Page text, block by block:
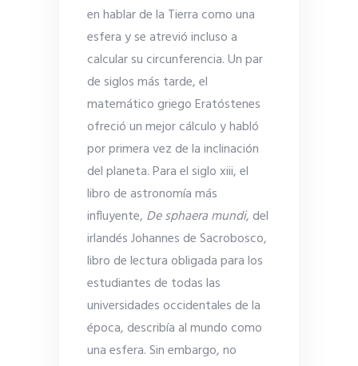
en hablar de la Tierra como una
esfera y se atrevió incluso a
calcular su circunferencia. Un par
de siglos más tarde, el
matemático griego Eratóstenes
ofreció un mejor cálculo y habló
por primera vez de la inclinación
del planeta. Para el siglo xiii, el
libro de astronomía más
influyente, De sphaera mundi, del
irlandés Johannes de Sacrobosco,
libro de lectura obligada para los
estudiantes de todas las
universidades occidentales de la
época, describía al mundo como
una esfera. Sin embargo, no